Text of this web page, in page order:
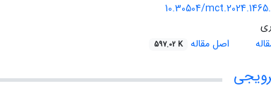
10.30504/
اصل مقاله 597.02 K